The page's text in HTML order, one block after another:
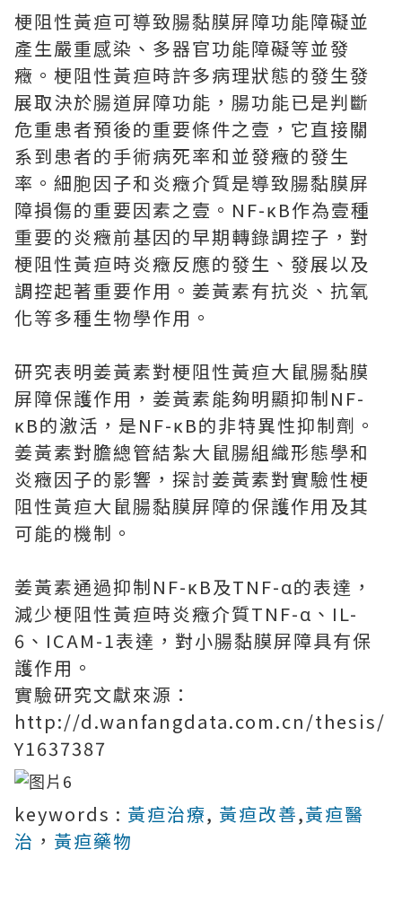
梗阻性黃疸可導致腸黏膜屏障功能障礙並
產生嚴重感染、多器官功能障礙等並發
癥。梗阻性黃疸時許多病理狀態的發生發
展取決於腸道屏障功能，腸功能已是判斷
危重患者預後的重要條件之壹，它直接關
系到患者的手術病死率和並發癥的發生
率。細胞因子和炎癥介質是導致腸黏膜屏
障損傷的重要因素之壹。NF-κB作為壹種
重要的炎癥前基因的早期轉錄調控子，對
梗阻性黃疸時炎癥反應的發生、發展以及
調控起著重要作用。姜黃素有抗炎、抗氧
化等多種生物學作用。
研究表明姜黃素對梗阻性黃疸大鼠腸黏膜
屏障保護作用，姜黃素能夠明顯抑制NF-
κB的激活，是NF-κB的非特異性抑制劑。
姜黃素對膽總管結紮大鼠腸組織形態學和
炎癥因子的影響，探討姜黃素對實驗性梗
阻性黃疸大鼠腸黏膜屏障的保護作用及其
可能的機制。
姜黃素通過抑制NF-κB及TNF-α的表達，
減少梗阻性黃疸時炎癥介質TNF-α、IL-
6、ICAM-1表達，對小腸黏膜屏障具有保
護作用。
實驗研究文獻來源：
http://d.wanfangdata.com.cn/thesis/
Y1637387
keywords : 黃疸治療, 黃疸改善,黃疸醫
治 ， 黃疸藥物